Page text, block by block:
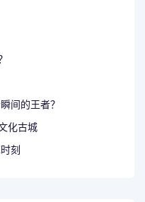
间的王者？
化古城
刻